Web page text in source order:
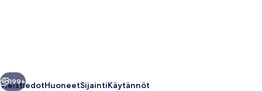
Seuraava
199+
YleistiedotHuoneetSijaintiKäytännöt